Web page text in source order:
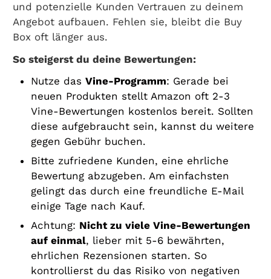
und potenzielle Kunden Vertrauen zu deinem
Angebot aufbauen. Fehlen sie, bleibt die Buy
Box oft länger aus.
So steigerst du deine Bewertungen:
Nutze das Vine-Programm: Gerade bei
neuen Produkten stellt Amazon oft 2-3
Vine-Bewertungen kostenlos bereit. Sollten
diese aufgebraucht sein, kannst du weitere
gegen Gebühr buchen.
Bitte zufriedene Kunden, eine ehrliche
Bewertung abzugeben. Am einfachsten
gelingt das durch eine freundliche E-Mail
einige Tage nach Kauf.
Achtung: Nicht zu viele Vine-Bewertungen
auf einmal, lieber mit 5-6 bewährten,
ehrlichen Rezensionen starten. So
kontrollierst du das Risiko von negativen